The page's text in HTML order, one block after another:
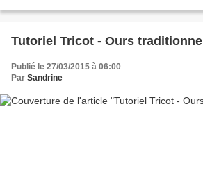
Tutoriel Tricot - Ours traditionnel
Publié le 27/03/2015 à 06:00
Par Sandrine